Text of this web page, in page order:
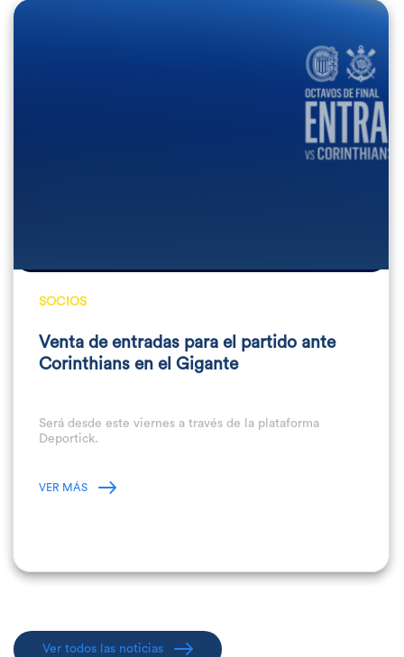
SOCIOS
Venta de entradas para el partido ante
Corinthians en el Gigante
Será desde este viernes a través de la plataforma
Deportick.
VER MÁS
Ver todos las noticias